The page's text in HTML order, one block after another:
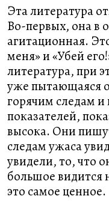
Эта литература
Во-первых, она в
агитационная.
меня» и «Убей
литература, при
уже пытающаяся
горячим следам
показателей,
высока. Они
следам ужаса
увидели, то, что
большое видится
это самое ценное.